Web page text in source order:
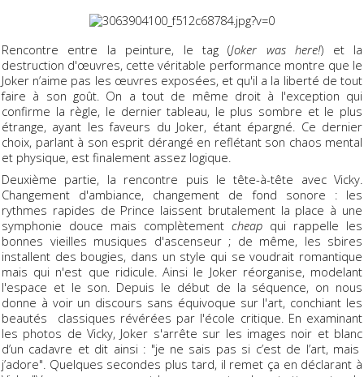
Rencontre entre la peinture, le tag (Joker was here!) et la
destruction d'œuvres, cette véritable performance montre que le
Joker n’aime pas les œuvres exposées, et qu'il a la liberté de tout
faire à son goût. On a tout de même droit à l'exception qui
confirme la règle, le dernier tableau, le plus sombre et le plus
étrange, ayant les faveurs du Joker, étant épargné. Ce dernier
choix, parlant à son esprit dérangé en reflétant son chaos mental
et physique, est finalement assez logique.
Deuxième partie, la rencontre puis le tête-à-tête avec Vicky.
Changement d'ambiance, changement de fond sonore : les
rythmes rapides de Prince laissent brutalement la place à une
symphonie douce mais complètement cheap qui rappelle les
bonnes vieilles musiques d'ascenseur ; de même, les sbires
installent des bougies, dans un style qui se voudrait romantique
mais qui n'est que ridicule. Ainsi le Joker réorganise, modelant
l'espace et le son. Depuis le début de la séquence, on nous
donne à voir un discours sans équivoque sur l'art, conchiant les
beautés classiques révérées par l'école critique. En examinant
les photos de Vicky, Joker s'arrête sur les images noir et blanc
d’un cadavre et dit ainsi : "je ne sais pas si c’est de l’art, mais
j’adore". Quelques secondes plus tard, il remet ça en déclarant à